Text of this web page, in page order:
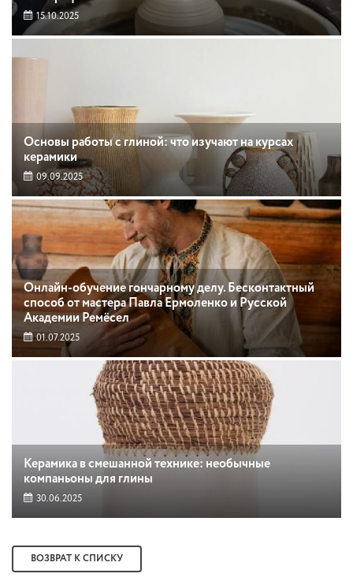
15.10.2025
Основы работы с глиной: что изучают на курсах
керамики
09.09.2025
Онлайн-обучение гончарному делу. Бесконтактный
способ от мастера Павла Ермоленко и Русской
Академии Ремёсел
01.07.2025
Керамика в смешанной технике: необычные
компаньоны для глины
30.06.2025
ВОЗВРАТ К СПИСКУ